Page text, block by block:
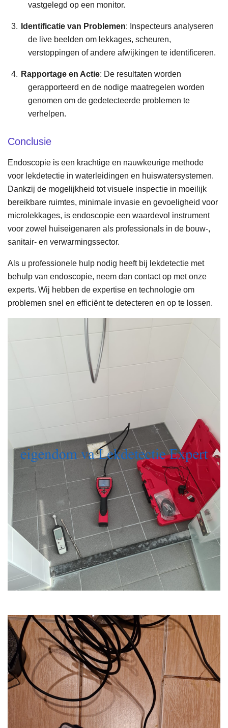
vastgelegd op een monitor.
Identificatie van Problemen: Inspecteurs analyseren
de live beelden om lekkages, scheuren,
verstoppingen of andere afwijkingen te identificeren.
Rapportage en Actie: De resultaten worden
gerapporteerd en de nodige maatregelen worden
genomen om de gedetecteerde problemen te
verhelpen.
Conclusie
Endoscopie is een krachtige en nauwkeurige methode
voor lekdetectie in waterleidingen en huiswatersystemen.
Dankzij de mogelijkheid tot visuele inspectie in moeilijk
bereikbare ruimtes, minimale invasie en gevoeligheid voor
microlekkages, is endoscopie een waardevol instrument
voor zowel huiseigenaren als professionals in de bouw-,
sanitair- en verwarmingssector.
Als u professionele hulp nodig heeft bij lekdetectie met
behulp van endoscopie, neem dan contact op met onze
experts. Wij hebben de expertise en technologie om
problemen snel en efficiënt te detecteren en op te lossen.